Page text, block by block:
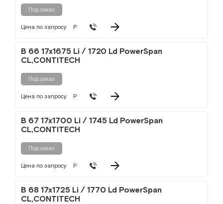
Под заказ
Цена по запросу Р
B 66 17x1675 Li / 1720 Ld PowerSpan
CL,CONTITECH
Под заказ
Цена по запросу Р
B 67 17x1700 Li / 1745 Ld PowerSpan
CL,CONTITECH
Под заказ
Цена по запросу Р
B 68 17x1725 Li / 1770 Ld PowerSpan
CL,CONTITECH